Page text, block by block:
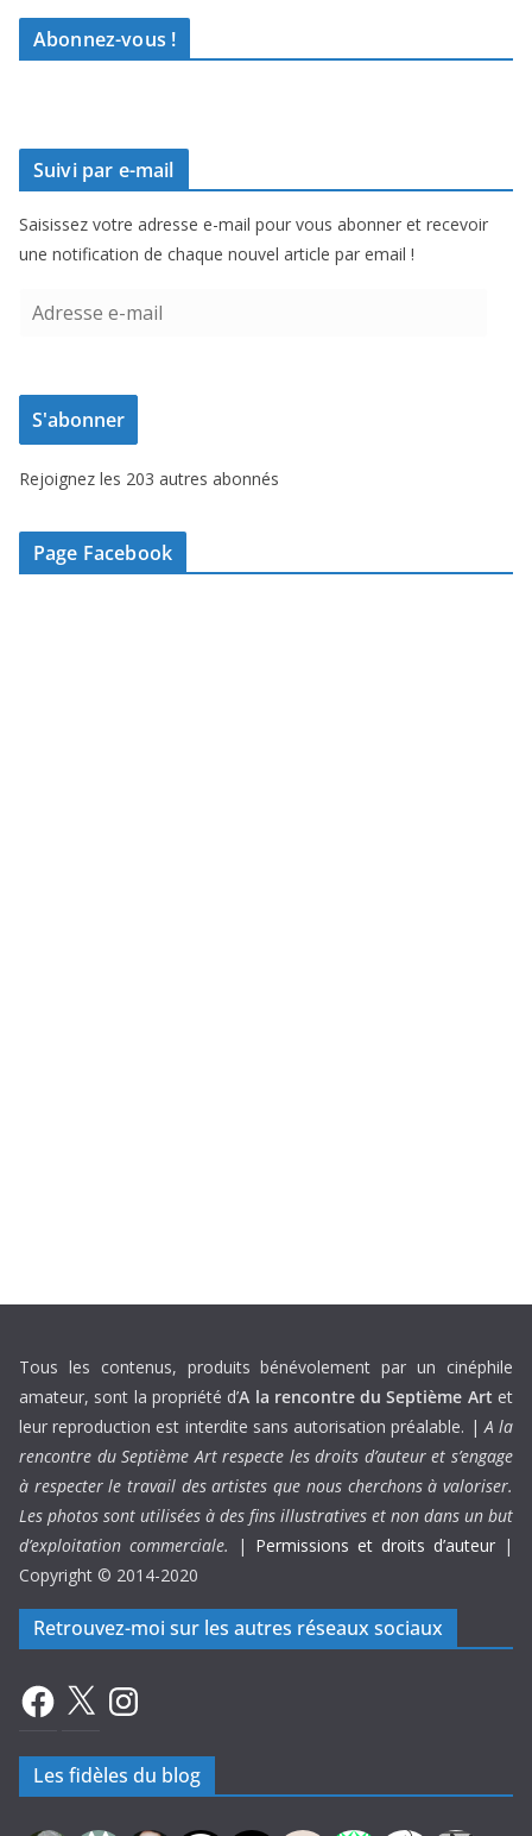
Abonnez-vous !
Suivi par e-mail
Saisissez votre adresse e-mail pour vous abonner et recevoir
une notification de chaque nouvel article par email !
e
s
e
-
m
S'abonner
Rejoignez les 203 autres abonnés
Page Facebook
Tous les contenus, produits bénévolement par un cinéphile
amateur, sont la propriété d’A la rencontre du Septième Art et
leur reproduction est interdite sans autorisation préalable. |A la
rencontre du Septième Art respecte les droits d’auteur et s’engage
à respecter le travail des artistes que nous cherchons à valoriser.
Les photos sont utilisées à des fins illustratives et non dans un but
d’exploitation commerciale.
| Permissions et droits d’auteur |
Copyright © 2014-2020
Retrouvez-moi sur les autres réseaux sociaux
Facebook
X Instagram
Les fidèles du blog